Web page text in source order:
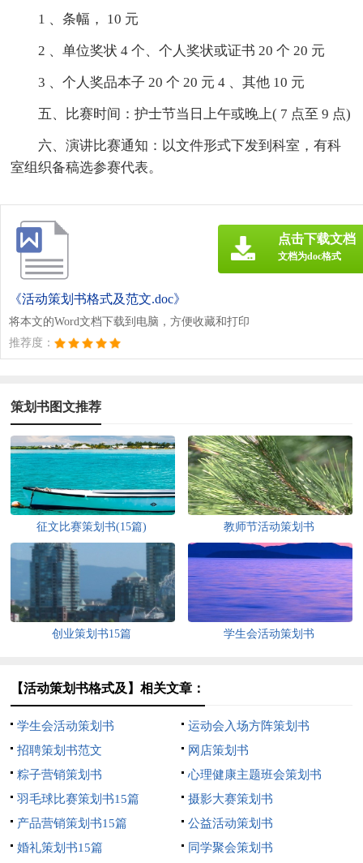
1 、条幅， 10 元
2 、单位奖状 4 个、个人奖状或证书 20 个 20 元
3 、个人奖品本子 20 个 20 元 4 、其他 10 元
五、比赛时间：护士节当日上午或晚上( 7 点至 9 点)
六、演讲比赛通知：以文件形式下发到科室，有科
室组织备稿选参赛代表。
《活动策划书格式及范文.doc》
将本文的Word文档下载到电脑，方便收藏和打印
推荐度：
点击下载文档
文档为doc格式
策划书图文推荐
征文比赛策划书(15篇) 教师节活动策划书
创业策划书15篇 学生会活动策划书
【活动策划书格式及】相关文章：
学生会活动策划书
运动会入场方阵策划书
招聘策划书范文
网店策划书
粽子营销策划书
心理健康主题班会策划书
羽毛球比赛策划书15篇
摄影大赛策划书
产品营销策划书15篇
公益活动策划书
婚礼策划书15篇
同学聚会策划书